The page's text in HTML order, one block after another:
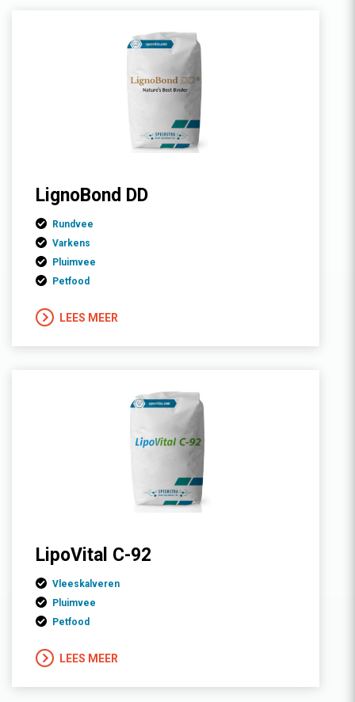
LignoBond DD
Rundvee
Varkens
Pluimvee
Petfood
LEES MEER
LipoVital C-92
Vleeskalveren
Pluimvee
Petfood
LEES MEER